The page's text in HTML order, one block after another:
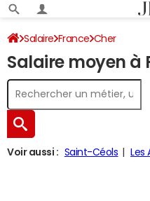
Salaire France Cher
Salaire moyen à
Voir aussi : Saint-Céols